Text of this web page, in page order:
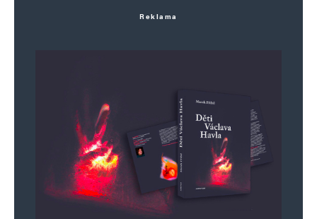
Uložit do prohlížeče jméno, e-mail a webovou stránku pro budoucí
Informujte mě o nových komentářích e-mailem.
Reklama